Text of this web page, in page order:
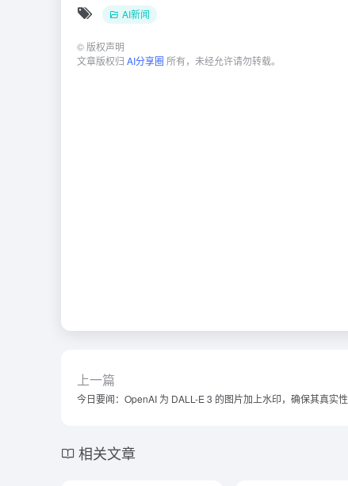
AI新闻
© 版权声明
文章版权归 AI分享圈 所有，未经允许请勿转载。
上一篇
今日要闻：OpenAI 为 DALL-E 3 的图片加上水印，确保其真实性
相关文章